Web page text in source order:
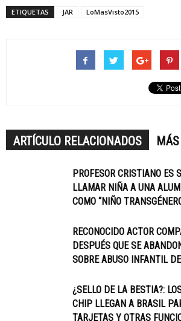
ETIQUETAS JAR LoMasVisto2015
ARTÍCULO RELACIONADOS
PROFESOR CRISTIANO ES
LLAMAR NIÑA A UNA
COMO “NIÑO
RECONOCIDO ACTOR
DESPUÉS QUE SE
SOBRE ABUSO INFANTIL
¿SELLO DE LA BESTIA?:
CHIP LLEGAN A BRASIL
TARJETAS Y OTRAS